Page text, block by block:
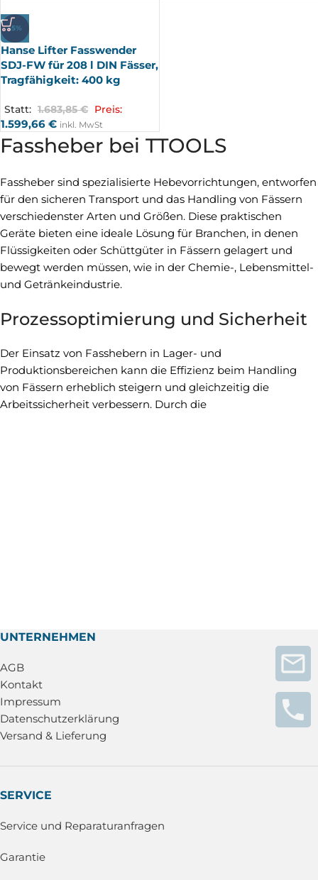
-5%
Hanse Lifter Fasswender
SDJ-FW für 208 l DIN Fässer,
Tragfähigkeit: 400 kg
Statt: 1.683,85€ Preis:
1.599,66 € inkl. MwSt
Fassheber bei TTOOLS
Fassheber sind spezialisierte Hebevorrichtungen, entworfen
für den sicheren Transport und das Handling von Fässern
verschiedenster Arten und Größen. Diese praktischen
Geräte bieten eine ideale Lösung für Branchen, in denen
Flüssigkeiten oder Schüttgüter in Fässern gelagert und
bewegt werden müssen, wie in der Chemie-, Lebensmittel-
und Getränkeindustrie.
Prozessoptimierung und Sicherheit
Der Einsatz von Fasshebern in Lager- und
Produktionsbereichen kann die Effizienz beim Handling
von Fässern erheblich steigern und gleichzeitig die
Arbeitssicherheit verbessern. Durch die
UNTERNEHMEN
AGB
Kontakt
Impressum
Datenschutzerklärung
Versand & Lieferung
SERVICE
Service und Reparaturanfragen
Garantie